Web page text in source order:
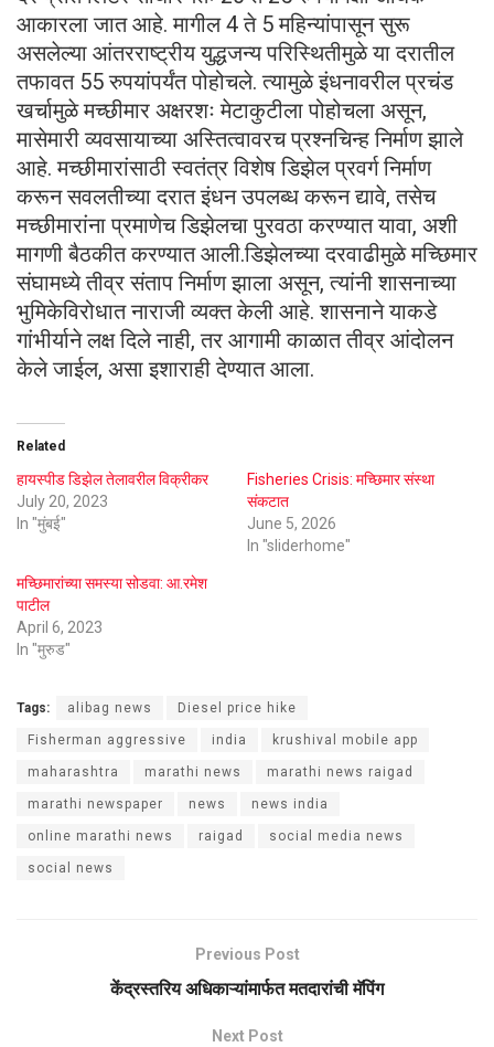
आकारला जात आहे. मागील 4 ते 5 महिन्यांपासून सुरू
असलेल्या आंतरराष्ट्रीय युद्धजन्य परिस्थितीमुळे या दरातील
तफावत 55 रुपयांपर्यंत पोहोचले. त्यामुळे इंधनावरील प्रचंड
खर्चामुळे मच्छीमार अक्षरशः मेटाकुटीला पोहोचला असून,
मासेमारी व्यवसायाच्या अस्तित्वावरच प्रश्नचिन्ह निर्माण झाले
आहे. मच्छीमारांसाठी स्वतंत्र विशेष डिझेल प्रवर्ग निर्माण
करून सवलतीच्या दरात इंधन उपलब्ध करून द्यावे, तसेच
मच्छीमारांना प्रमाणेच डिझेलचा पुरवठा करण्यात यावा, अशी
मागणी बैठकीत करण्यात आली.डिझेलच्या दरवाढीमुळे मच्छिमार
संघामध्ये तीव्र संताप निर्माण झाला असून, त्यांनी शासनाच्या
भुमिकेविरोधात नाराजी व्यक्त केली आहे. शासनाने याकडे
गांभीर्याने लक्ष दिले नाही, तर आगामी काळात तीव्र आंदोलन
केले जाईल, असा इशाराही देण्यात आला.
Related
हायस्पीड डिझेल तेलावरील विक्रीकर
July 20, 2023
In "मुंबई"
Fisheries Crisis: मच्छिमार संस्था
संकटात
June 5, 2026
In "sliderhome"
मच्छिमारांच्या समस्या सोडवा: आ.रमेश
पाटील
April 6, 2023
In "मुरुड"
Tags: alibag news Diesel price hike
Fisherman aggressive india krushival mobile app
maharashtra marathi news marathi news raigad
marathi newspaper news news india
online marathi news raigad social media news
social news
Previous Post
केंद्रस्तरिय अधिकाऱ्यांमार्फत मतदारांची मॅपिंग
Next Post